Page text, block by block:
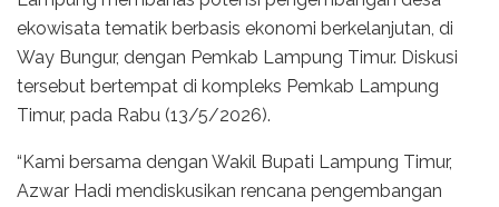
ekowisata tematik berbasis ekonomi berkelanjutan, di
Way Bungur, dengan Pemkab Lampung Timur. Diskusi
tersebut bertempat di kompleks Pemkab Lampung
Timur, pada Rabu (13/5/2026).
“Kami bersama dengan Wakil Bupati Lampung Timur,
Azwar Hadi mendiskusikan rencana pengembangan